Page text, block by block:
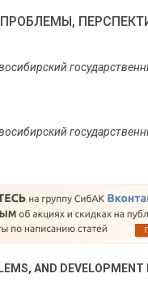
AND DEVELOPMENT